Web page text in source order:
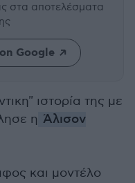
στα αποτελέσματα
Google
ιστορία της με
η Άλισον
και μοντέλο